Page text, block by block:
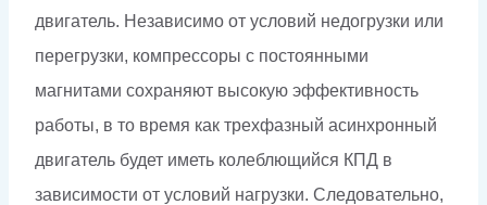
двигатель. Независимо от условий недогрузки или
перегрузки, компрессоры с постоянными
магнитами сохраняют высокую эффективность
работы, в то время как трехфазный асинхронный
двигатель будет иметь колеблющийся КПД в
зависимости от условий нагрузки. Следовательно,